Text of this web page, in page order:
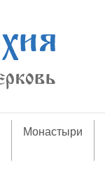
Монастыри